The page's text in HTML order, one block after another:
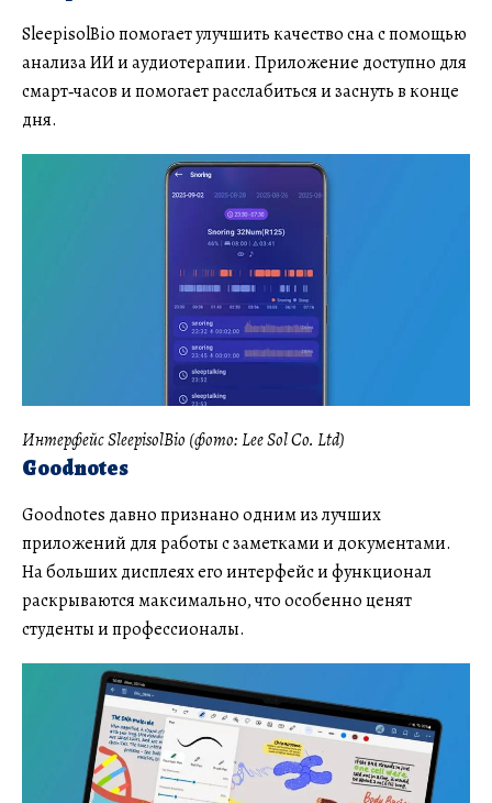
SleepisolBio помогает улучшить качество сна с помощью
анализа ИИ и аудиотерапии. Приложение доступно для
смарт‑часов и помогает расслабиться и заснуть в конце
дня.
Интерфейс SleepisolBio (фото: Lee Sol Co. Ltd)
Goodnotes
Goodnotes давно признано одним из лучших
приложений для работы с заметками и документами.
На больших дисплеях его интерфейс и функционал
раскрываются максимально, что особенно ценят
студенты и профессионалы.